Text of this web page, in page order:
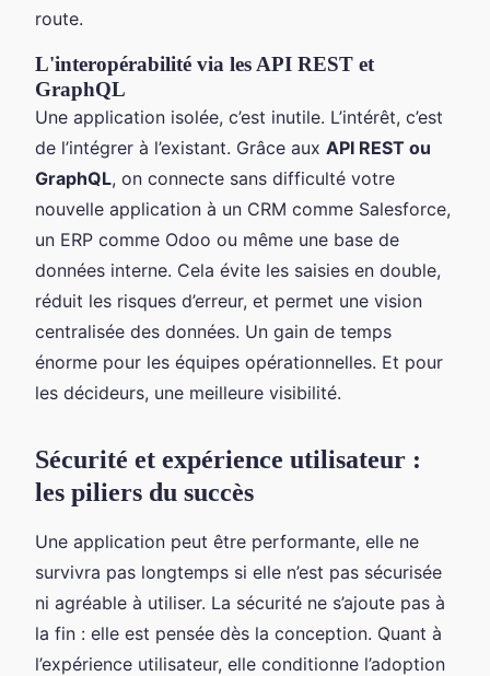
route.
L'interopérabilité via les API REST et
GraphQL
Une application isolée, c’est inutile. L’intérêt, c’est
de l’intégrer à l’existant. Grâce aux API REST ou
GraphQL, on connecte sans difficulté votre
nouvelle application à un CRM comme Salesforce,
un ERP comme Odoo ou même une base de
données interne. Cela évite les saisies en double,
réduit les risques d’erreur, et permet une vision
centralisée des données. Un gain de temps
énorme pour les équipes opérationnelles. Et pour
les décideurs, une meilleure visibilité.
Sécurité et expérience utilisateur :
les piliers du succès
Une application peut être performante, elle ne
survivra pas longtemps si elle n’est pas sécurisée
ni agréable à utiliser. La sécurité ne s’ajoute pas à
la fin : elle est pensée dès la conception. Quant à
l’expérience utilisateur, elle conditionne l’adoption